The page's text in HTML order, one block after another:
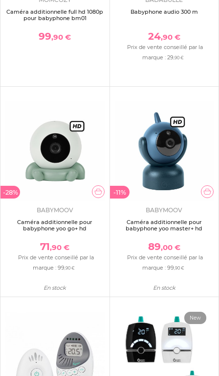
Caméra additionnelle full hd 1080p
pour babyphone bm01
99,90 €
Babyphone audio 300 m
24,90 €
Prix de vente conseillé par la
marque :29,90 €
-28%
BABYMOOV
Caméra additionnelle pour
babyphone yoo go+ hd
71,90 €
Prix de vente conseillé par la
marque :99,90 €
En stock
-11%
BABYMOOV
Caméra additionnelle pour
babyphone yoo master+ hd
89,00 €
Prix de vente conseillé par la
marque : 99 ,90 €
En stock
New